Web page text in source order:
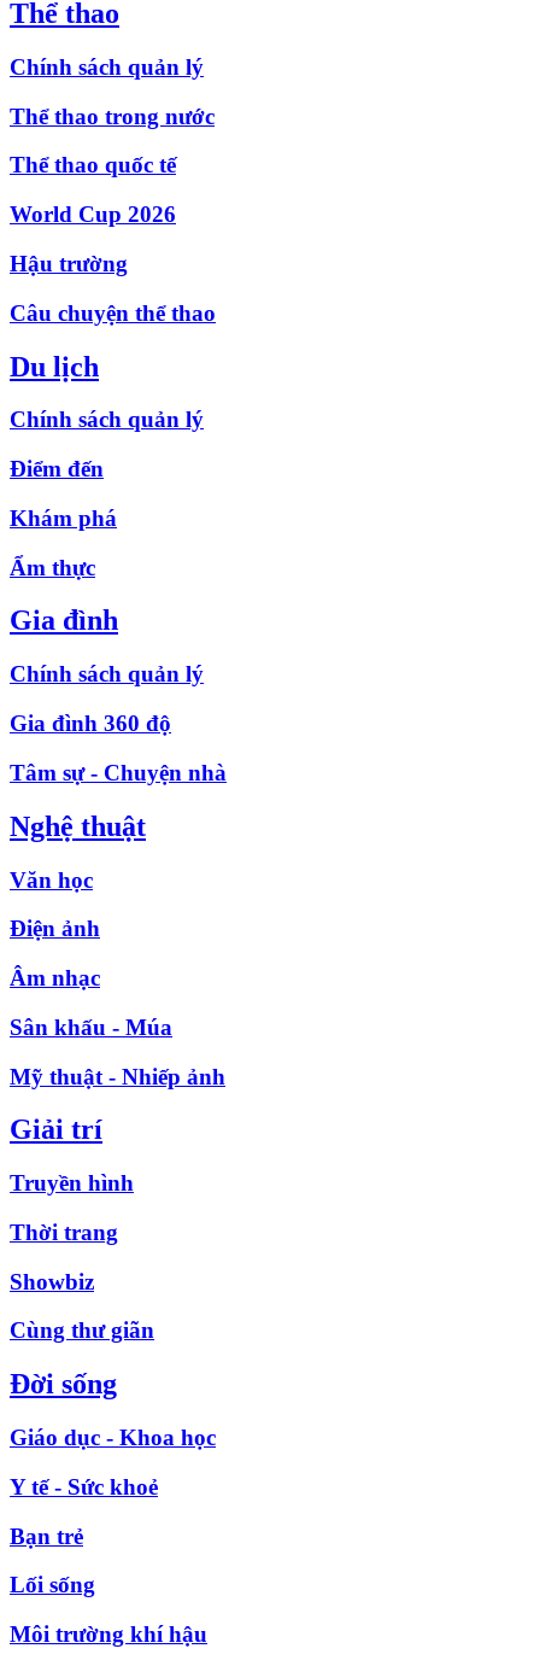
Thể thao
Chính sách quản lý
Thể thao trong nước
Thể thao quốc tế
World Cup 2026
Hậu trường
Câu chuyện thể thao
Du lịch
Chính sách quản lý
Điểm đến
Khám phá
Ẩm thực
Gia đình
Chính sách quản lý
Gia đình 360 độ
Tâm sự - Chuyện nhà
Nghệ thuật
Văn học
Điện ảnh
Âm nhạc
Sân khấu - Múa
Mỹ thuật - Nhiếp ảnh
Giải trí
Truyền hình
Thời trang
Showbiz
Cùng thư giãn
Đời sống
Giáo dục - Khoa học
Y tế - Sức khoẻ
Bạn trẻ
Lối sống
Môi trường khí hậu